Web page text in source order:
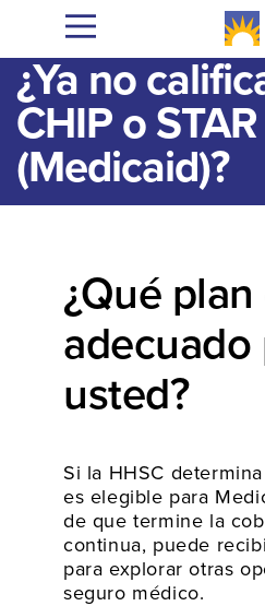
¿Ya no
CHIP o STAR
(Medicaid)?
¿Qué plan
adecuado
usted?
Si la HHSC
es elegible para
de que termine la
continua, puede
para explorar otras
seguro médico.